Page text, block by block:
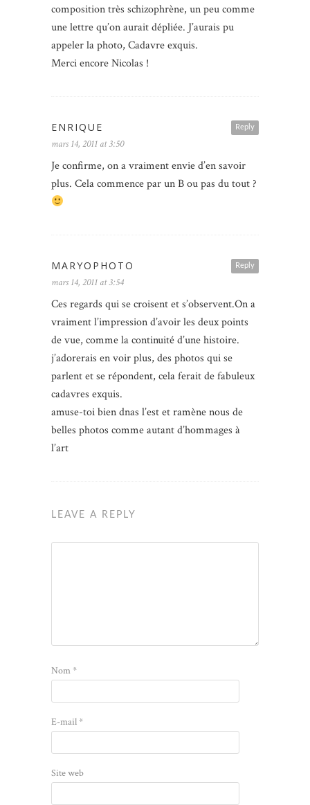
composition très schizophrène, un peu comme
une lettre qu’on aurait dépliée. J’aurais pu
appeler la photo, Cadavre exquis.
Merci encore Nicolas !
Reply
ENRIQUE
mars 14, 2011 at 3:50
Je confirme, on a vraiment envie d’en savoir
plus. Cela commence par un B ou pas du tout ?
Reply
MARYOPHOTO
mars 14, 2011 at 3:54
Ces regards qui se croisent et s’observent.On a
vraiment l’impression d’avoir les deux points
de vue, comme la continuité d’une histoire.
j’adorerais en voir plus, des photos qui se
parlent et se répondent, cela ferait de fabuleux
cadavres exquis.
amuse-toi bien dnas l’est et ramène nous de
belles photos comme autant d’hommages à
l’art
LEAVE A REPLY
Nom*
E-mail*
Site web